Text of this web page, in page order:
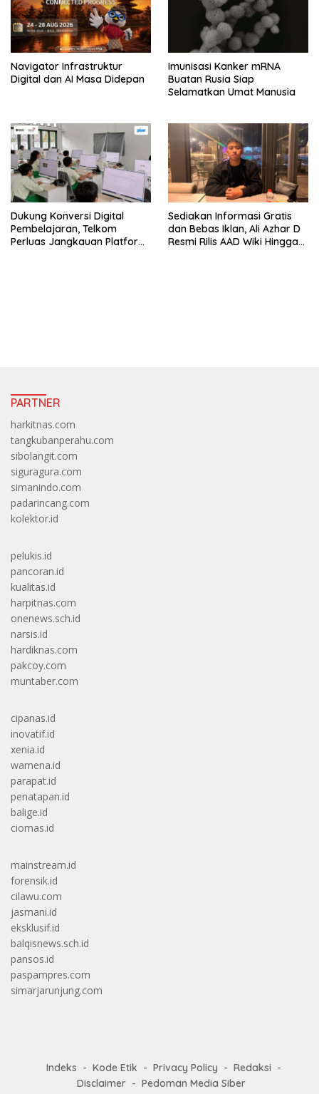
Navigator Infrastruktur
Digital dan AI Masa Didepan
Imunisasi Kanker mRNA
Buatan Rusia Siap
Selamatkan Umat Manusia
Dukung Konversi Digital
Pembelajaran, Telkom
Perluas Jangkauan Platform
Sediakan Informasi Gratis
dan Bebas Iklan, Ali Azhar D
Resmi Rilis AAD Wiki Hingga
PARTNER
harkitnas.com
tangkubanperahu.com
sibolangit.com
siguragura.com
simanindo.com
padarincang.com
kolektor.id
pelukis.id
pancoran.id
kualitas.id
harpitnas.com
onenews.sch.id
narsis.id
hardiknas.com
pakcoy.com
muntaber.com
cipanas.id
inovatif.id
xenia.id
wamena.id
parapat.id
penatapan.id
balige.id
ciomas.id
mainstream.id
forensik.id
cilawu.com
jasmani.id
eksklusif.id
balqisnews.sch.id
pansos.id
paspampres.com
simarjarunjung.com
Indeks Kode Etik Privacy Policy
Redaksi
Disclaimer
Pedoman Media Siber